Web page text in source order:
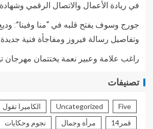
في ريادة الأعمال والاتصال الرقمي وشهادة
جورج وسوف يفتح قلبه في “منا وفينا”:
وتفاصيل رسالة فيروز ومفاجأة فنية جديدة
راغب علامة وعبير نعمة يختتمان مهرجان
تصنيفات
Five
Uncategorized الكاميرا تقول
قمر14
مرأة وجمال نجوم وحكايات